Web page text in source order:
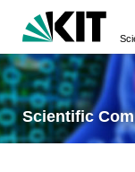
Scientific